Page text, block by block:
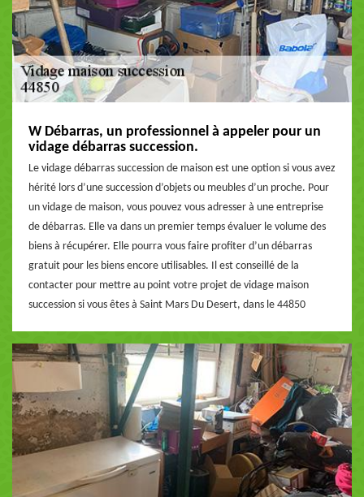
W Débarras, un professionnel à appeler pour un
vidage débarras succession.
Le vidage débarras succession de maison est une option si vous avez
hérité lors d’une succession d’objets ou meubles d’un proche. Pour
un vidage de maison, vous pouvez vous adresser à une entreprise
de débarras. Elle va dans un premier temps évaluer le volume des
biens à récupérer. Elle pourra vous faire profiter d’un débarras
gratuit pour les biens encore utilisables. Il est conseillé de la
contacter pour mettre au point votre projet de vidage maison
succession si vous êtes à Saint Mars Du Desert, dans le 44850